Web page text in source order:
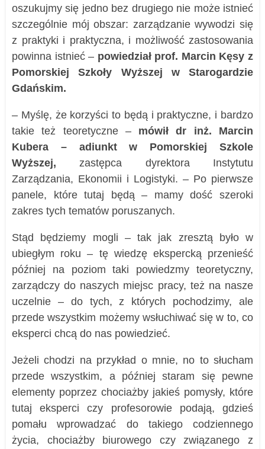
oszukujmy się jedno bez drugiego nie może istnieć
szczególnie mój obszar: zarządzanie wywodzi się
z praktyki i praktyczna, i możliwość zastosowania
powinna istnieć – powiedział prof. Marcin Kęsy z
Pomorskiej Szkoły Wyższej w Starogardzie
Gdańskim.
– Myślę, że korzyści to będą i praktyczne, i bardzo
takie też teoretyczne – mówił dr inż. Marcin
Kubera – adiunkt w Pomorskiej Szkole
Wyższej, zastępca dyrektora Instytutu
Zarządzania, Ekonomii i Logistyki. – Po pierwsze
panele, które tutaj będą – mamy dość szeroki
zakres tych tematów poruszanych.
Stąd będziemy mogli – tak jak zresztą było w
ubiegłym roku – tę wiedzę ekspercką przenieść
później na poziom taki powiedzmy teoretyczny,
zarządczy do naszych miejsc pracy, też na nasze
uczelnie – do tych, z których pochodzimy, ale
przede wszystkim możemy wsłuchiwać się w to, co
eksperci chcą do nas powiedzieć.
Jeżeli chodzi na przykład o mnie, no to słucham
przede wszystkim, a później staram się pewne
elementy poprzez chociażby jakieś pomysły, które
tutaj eksperci czy profesorowie podają, gdzieś
pomału wprowadzać do takiego codziennego
życia, chociażby biurowego czy związanego z